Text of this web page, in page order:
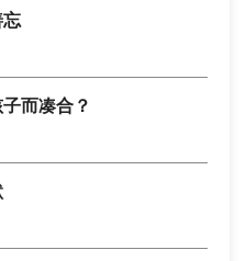
而凑合？